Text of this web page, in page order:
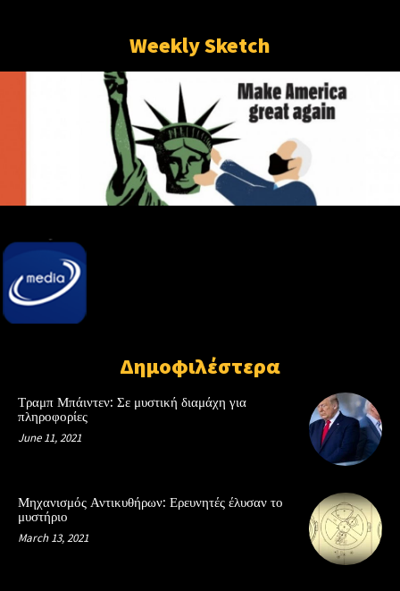
Weekly Sketch
Δημοφιλέστερα
Τραμπ Μπάιντεν: Σε μυστική διαμάχη για
πληροφορίες
June 11, 2021
Μηχανισμός Αντικυθήρων: Ερευνητές έλυσαν το
μυστήριο
March 13, 2021